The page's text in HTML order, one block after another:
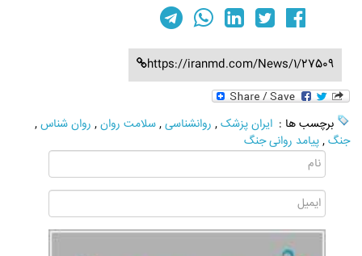
https://iranmd.com/News/1/27509
برچسب ها : ایران پزشک, روانشناسی,سلامت روان, روان شناس,
جنگ,پیامد روانی جنگ